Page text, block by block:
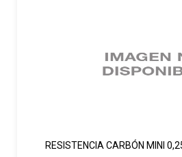
RESISTENCIA CARBÓN MINI